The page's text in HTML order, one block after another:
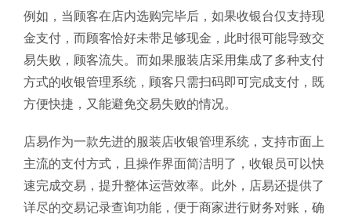
例如，当顾客在店内选购完毕后，如果收银台仅支持现
金支付，而顾客恰好未带足够现金，此时很可能导致交
易失败，顾客流失。而如果服装店采用集成了多种支付
方式的收银管理系统，顾客只需扫码即可完成支付，既
方便快捷，又能避免交易失败的情况。
店易作为一款先进的服装店收银管理系统，支持市面上
主流的支付方式，且操作界面简洁明了，收银员可以快
速完成交易，提升整体运营效率。此外，店易还提供了
详尽的交易记录查询功能，便于商家进行财务对账，确